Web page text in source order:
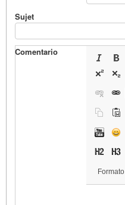
Sujet
Comentario
Formato